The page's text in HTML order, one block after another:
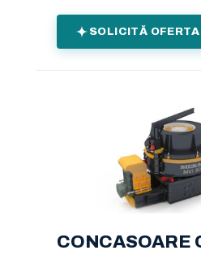
SOLICITĂ OFERTA
CONCASOARE